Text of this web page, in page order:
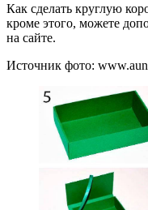
Как сделать круглую
кроме этого, можете
на сайте.
Источник фото: